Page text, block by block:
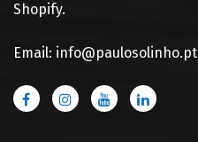
Shopify.
Email: info@paulosolinho.pt